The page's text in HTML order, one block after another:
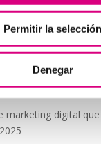
Permitir la selección
Denegar
en marketing y
Inteligencia Artificial
marketing digital